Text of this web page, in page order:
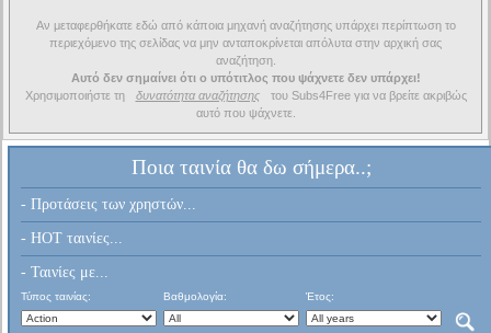
Αν μεταφερθήκατε εδώ από κάποια μηχανή αναζήτησης υπάρχει περίπτωση το
περιεχόμενο της σελίδας να μην ανταποκρίνεται απόλυτα στην αρχική σας
αναζήτηση.
Αυτό δεν σημαίνει ότι ο υπότιτλος που ψάχνετε δεν υπάρχει!
Χρησιμοποιήστε τη
δυνατότητα αναζήτησης
του Subs4Free για να βρείτε ακριβώς
αυτό που ψάχνετε.
Ποια ταινία θα δω σήμερα..;
- Προτάσεις των χρηστών...
- HOT ταινίες...
- Ταινίες με...
Τύπος ταινίας: Βαθμολογία: Έτος: